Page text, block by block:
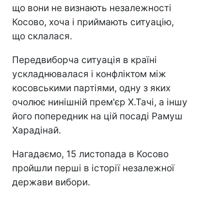
що вони не визнають незалежності
Косово, хоча і приймають ситуацію,
що склалася.
Передвиборча ситуація в країні
ускладнювалася і конфліктом між
косовськими партіями, одну з яких
очолює нинішній прем'єр Х.Тачі, а іншу
його попередник на цій посаді Рамуш
Харадінай.
Нагадаємо, 15 листопада в Косово
пройшли перші в історії незалежної
держави вибори.